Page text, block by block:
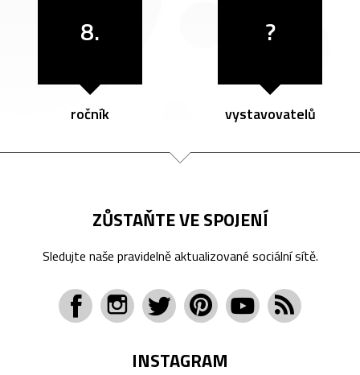
8.
ročník
?
vystavovatelů
ZŮSTAŇTE VE SPOJENÍ
Sledujte naše pravidelně aktualizované sociální sítě.
INSTAGRAM